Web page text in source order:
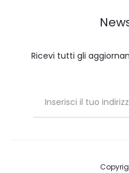
Ricevi tutti gli